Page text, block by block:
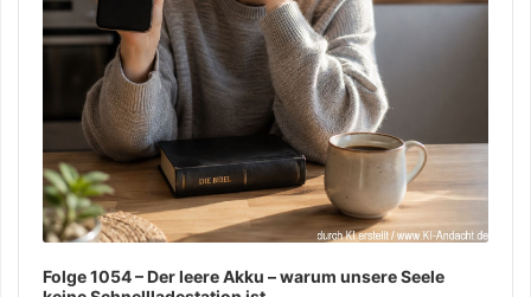
Folge 1054 – Der leere Akku – warum unsere Seele